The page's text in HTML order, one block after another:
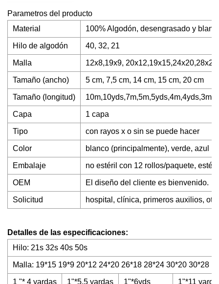
Parametros del producto
Material
100% Algodón, desengrasado y
Hilo de algodón 40, 32, 21
Malla 12x8,19x9,
Tamaño (ancho) 5 cm, 7,5 cm, 14 cm, 15 cm, 20 cm
Tamaño (longitud)
Capa 1 capa
Tipo con rayos x o sin se puede hacer
Color blanco (principalmente), verde, azul
Embalaje no estéril con 12 rollos/paquete,
OEM El diseño del cliente es bienvenido.
Solicitud hospital, clínica, primeros auxilios,
Detalles de las especificaciones:
Hilo: 21s 32s 40s 50s
Malla: 19*15 19*9 20*12 24*20 26*18 28*24 30*20 30*28
1 "* 4 yardas 1"*5,5 yardas 1"*6yds 1"*11